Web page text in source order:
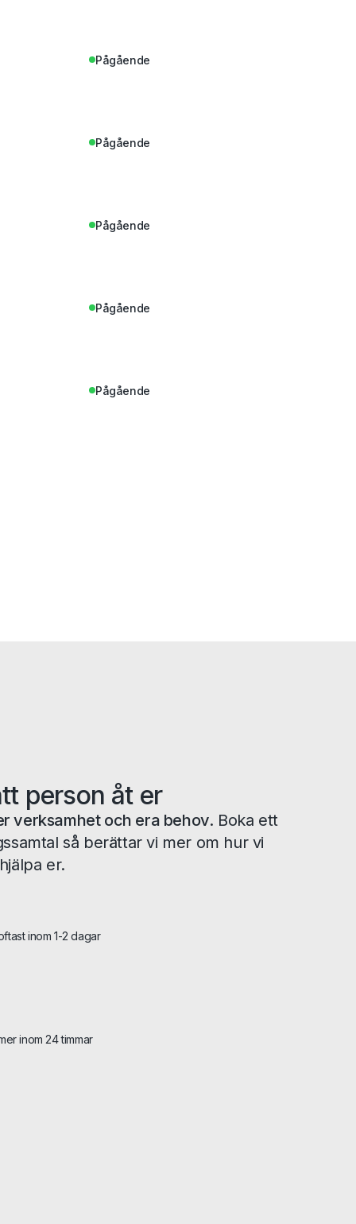
Pågående
Pågående
Pågående
Pågående
Pågående
person åt er
verksamhet och era behov. Boka ett
så berättar vi mer om hur vi
er.
inom 1-2 dagar
inom 24 timmar